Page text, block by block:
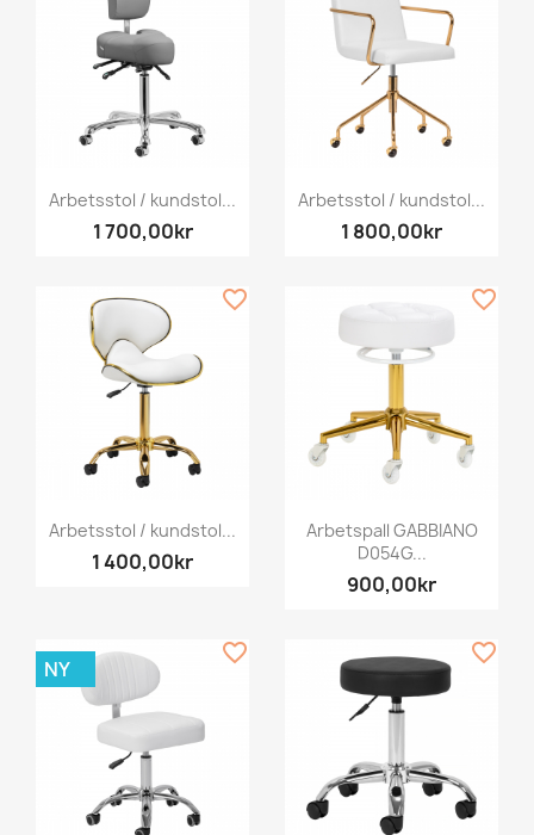
Arbetsstol / kundstol...
1 700,00kr
Arbetsstol / kundstol...
1 800,00kr
Arbetsstol / kundstol...
1 400,00kr
favorite_border
Arbetspall GABBIANO
D054G...
900,00kr
favorite_border
NY
favorite_border favorite_border